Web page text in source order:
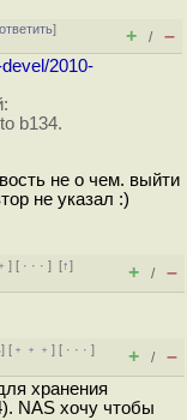
ответить]
+ / –
2010-
b134.
не о чем. выйти
не указал :)
] [ · · ·][↑]
+ / –
] [ ﹢﹢﹢] [ · · ·]
+ / –
хранения
NAS хочу чтобы